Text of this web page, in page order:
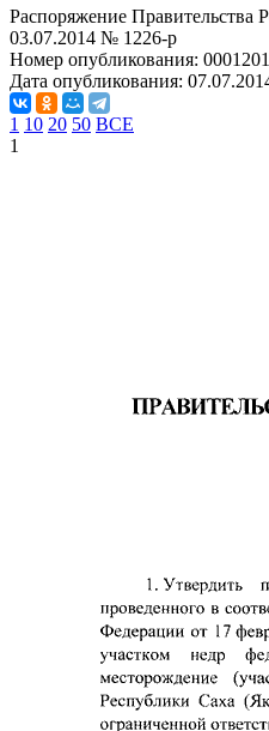
Распоряжение Правительства
03.07.2014 № 1226-р
Номер опубликования:
Дата опубликования:
1 10 20 50 ВСЕ
1